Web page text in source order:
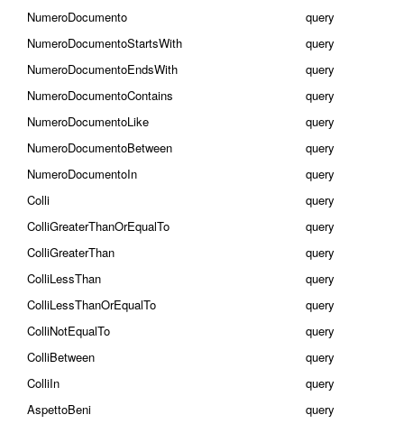
NumeroDocumento
query
NumeroDocumentoStartsWith
query
NumeroDocumentoEndsWith
query
NumeroDocumentoContains
query
NumeroDocumentoLike
query
NumeroDocumentoBetween
query
NumeroDocumentoIn
query
Colli
query
ColliGreaterThanOrEqualTo
query
ColliGreaterThan
query
ColliLessThan
query
ColliLessThanOrEqualTo
query
ColliNotEqualTo
query
ColliBetween
query
ColliIn
query
AspettoBeni
query